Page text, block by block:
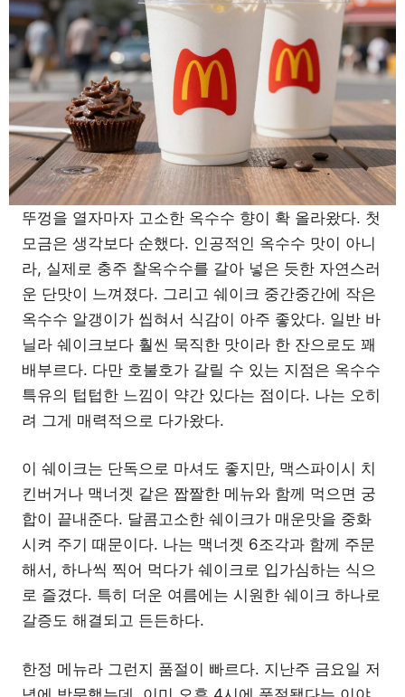
뚜껑을 열자마자 고소한 옥수수 향이 확 올라왔다. 첫
모금은 생각보다 순했다. 인공적인 옥수수 맛이 아니
라, 실제로 충주 찰옥수수를 갈아 넣은 듯한 자연스러
운 단맛이 느껴졌다. 그리고 쉐이크 중간중간에 작은
옥수수 알갱이가 씹혀서 식감이 아주 좋았다. 일반 바
닐라 쉐이크보다 훨씬 묵직한 맛이라 한 잔으로도 꽤
배부르다. 다만 호불호가 갈릴 수 있는 지점은 옥수수
특유의 텁텁한 느낌이 약간 있다는 점이다. 나는 오히
려 그게 매력적으로 다가왔다.
이 쉐이크는 단독으로 마셔도 좋지만, 맥스파이시 치
킨버거나 맥너겟 같은 짭짤한 메뉴와 함께 먹으면 궁
합이 끝내준다. 달콤고소한 쉐이크가 매운맛을 중화
시켜 주기 때문이다. 나는 맥너겟 6조각과 함께 주문
해서, 하나씩 찍어 먹다가 쉐이크로 입가심하는 식으
로 즐겼다. 특히 더운 여름에는 시원한 쉐이크 하나로
갈증도 해결되고 든든하다.
한정 메뉴라 그런지 품절이 빠르다. 지난주 금요일 저